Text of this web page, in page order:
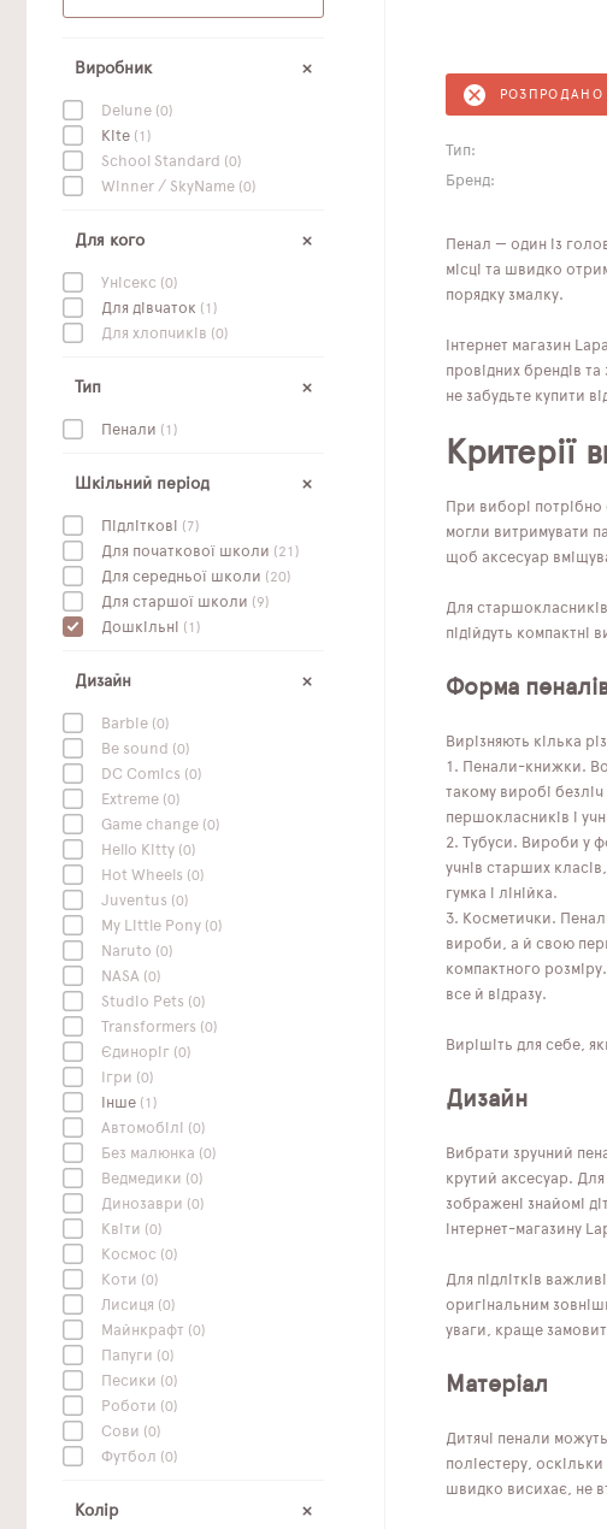
Виробник
Delune (0)
Kite (1)
School Standard (0)
Winner / SkyName (0)
Для кого
Унісекс (0)
Для дівчаток (1)
Для хлопчиків (0)
Тип
Пенали (1)
Шкільний період
Підліткові (7)
Для початкової школи (21)
Для середньої школи (20)
Для старшої школи (9)
Дошкільні (1)
Дизайн
Barbie (0)
Be sound (0)
DC Сomics (0)
Extreme (0)
Game change (0)
Hello Kitty (0)
Hot Wheels (0)
Juventus (0)
My Little Pony (0)
Naruto (0)
NASA (0)
Studio Pets (0)
Transformers (0)
Єдиноріг (0)
Ігри (0)
Інше (1)
Автомобілі (0)
Без малюнка (0)
Ведмедики (0)
Динозаври (0)
Квіти (0)
Космос (0)
Коти (0)
Лисиця (0)
Майнкрафт (0)
Папуги (0)
Песики (0)
Роботи (0)
Сови (0)
Футбол (0)
Колір
РОЗПРОДАНО
Тип:
Бренд:
Пенал — один із
місці та швидко
порядку змалку.
Інтернет магазин
провідних брендів
не забудьте купити
Критерії
При виборі
могли витримувати
щоб аксесуар
Для
підійдуть компактні
Форма
Вирізняють кілька
Пенали-книжки.
такому виробі
першокласників і
Тубуси. Вироби у
учнів старших
гумка і лінійка.
Косметички.
вироби, а й свою
компактного
все й відразу.
Вирішіть для себе,
Дизайн
Вибрати зручний
крутий аксесуар.
зображені знайомі
інтернет-магазину
Для підлітків
оригінальним
уваги, краще
Матеріал
Дитячі пенали
поліестеру,
швидко висихає, не